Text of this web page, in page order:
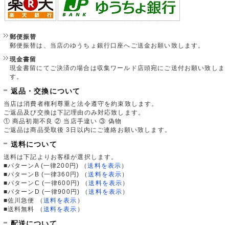
郵便振替
郵便振替は、当店のゆうちょ銀行口座へご送金お願い致します。
現金書留
現金書留にてご決済の場合は収集ワールド店頭宛にご送付お願い致しま
す。
返品・交換について
当店は消費者権利尊重と法令遵守を約束致します。
ご返品及び交換は下記理由のみ対応致します。
① 商品初期不良 ② 当店手違い ③ 偽物
ご返品は商品受取後 3日以内にご連絡お願い致します。
送料について
送料は下記よりお客様が選択します。
■パターンA (一律200円)
（送料を表示 ）
■パターンB (一律360円)
（送料を表示 ）
■パターンC (一律600円)
（送料を表示 ）
■パターンD (一律900円)
（送料を表示 ）
■佐川急便
（ 送料を表示 ）
■送料無料
（ 送料を表示 ）
配送について